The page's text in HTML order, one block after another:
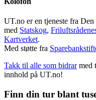
UT.no er en tjeneste fra
med Statskog,
Kartverket.
Med støtte fra
Takk til alle som bidrar med
innhold på UT.no!
Finn din tur blant